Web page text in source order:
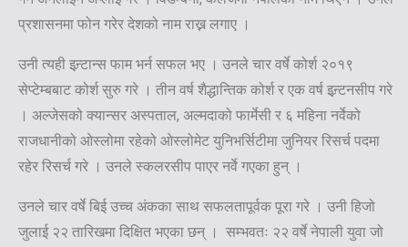
प्रशासनमा फोन गरेर देशको नाम राख्न लगाए ।
उनी त्यही इन्र्टान्स फाम भर्न सफल भए । उनले चार वर्षे कोर्श २०१९
सेप्टेम्बबाट कोर्श सुरु गरे । तीन वर्ष शैद्धान्तिक कोर्श र एक वर्ष इन्र्टनसीप गरे
। अल्जेसको क्यान्सर अस्पताल, अल्मदाको फार्मेसी र ६ महिना नर्वेको
राजधानीको ओस्लोमा रहेको ओस्लोमेट युनिभर्सिटीमा जुनियर रिसर्च पदमा
रहेर रिसर्च गरे । उनले स्कलरसीप पाएर नर्वे गएका हुन् ।
उनले चार वर्षे बिई उच्च अंकका साथ सफलतापूर्वक पूरा गरे । उनी हिजो
जुलाई २२ तारिखमा दिक्षित भएका छन् । सम्भवतः २२ वर्षे नेपाली युवा जो